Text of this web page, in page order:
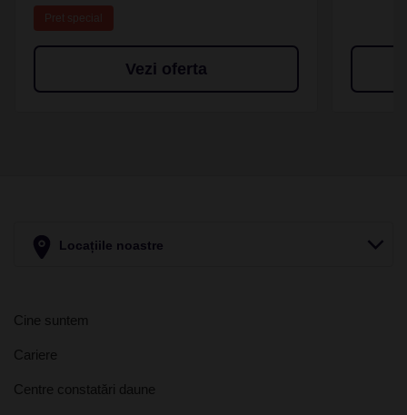
Pret special
Vezi oferta
Locațiile noastre
Cine suntem
Cariere
Centre constatări daune